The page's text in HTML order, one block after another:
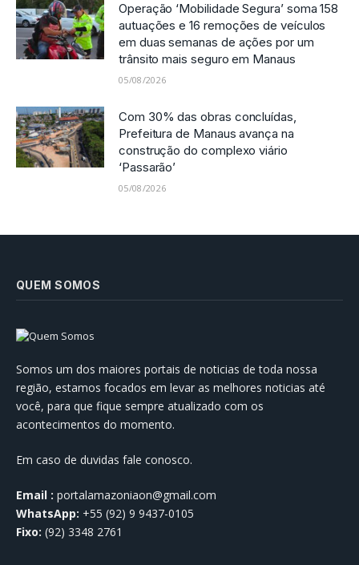
Operação ‘Mobilidade Segura’ soma 158
autuações e 16 remoções de veículos
em duas semanas de ações por um
trânsito mais seguro em Manaus
05/08/2026
Com 30% das obras concluídas,
Prefeitura de Manaus avança na
construção do complexo viário
‘Passarão’
05/08/2026
QUEM SOMOS
Somos um dos maiores portais de noticias de toda nossa
região, estamos focados em levar as melhores noticias até
você, para que fique sempre atualizado com os
acontecimentos do momento.
Em caso de duvidas fale conosco.
Email : portalamazoniaon@gmail.com
WhatsApp: +55 (92) 9 9437-0105
Fixo: (92) 3348 2761